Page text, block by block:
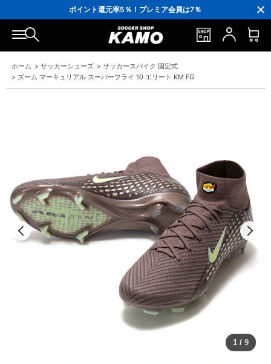
ポイント還元率5％！プレミア会員は7％
会員の方にはお誕生月に「10％OFFクーポン」プレゼント！
16,000円(税込)以上でシューズケースプレゼント！
3,300円(税込)以上で送料無料！
ホーム > サッカーシューズ > サッカースパイク 固定式
> ズーム マーキュリアル スーパーフライ 10 エリート KM FG
1 / 9